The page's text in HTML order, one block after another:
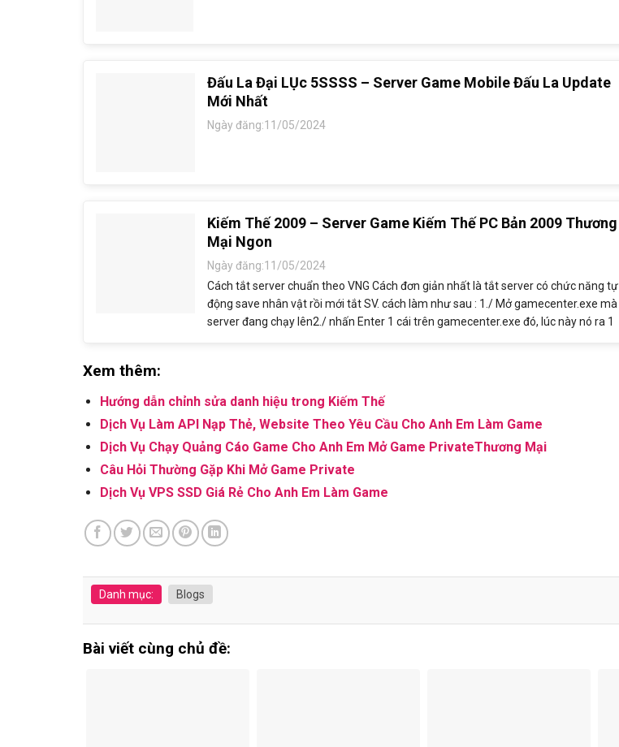
Đấu La Đại LỤc 5SSSS – Server Game Mobile Đấu La Update
Mới Nhất
Ngày đăng:11/05/2024
Kiếm Thế 2009 – Server Game Kiếm Thế PC Bản 2009 Thương
Mại Ngon
Ngày đăng:11/05/2024
Cách tắt server chuẩn theo VNG Cách đơn giản nhất là tắt server có chức năng tự
động save nhân vật rồi mới tắt SV. cách làm như sau : 1./ Mở gamecenter.exe mà
server đang chạy lên2./ nhấn Enter 1 cái trên gamecenter.exe đó, lúc này nó ra 1
Xem thêm:
Hướng dẫn chỉnh sửa danh hiệu trong Kiếm Thế
Dịch Vụ Làm API Nạp Thẻ, Website Theo Yêu Cầu Cho Anh Em Làm Game
Dịch Vụ Chạy Quảng Cáo Game Cho Anh Em Mở Game PrivateThương Mại
Câu Hỏi Thường Gặp Khi Mở Game Private
Dịch Vụ VPS SSD Giá Rẻ Cho Anh Em Làm Game
Danh mục: Blogs
Bài viết cùng chủ đề: